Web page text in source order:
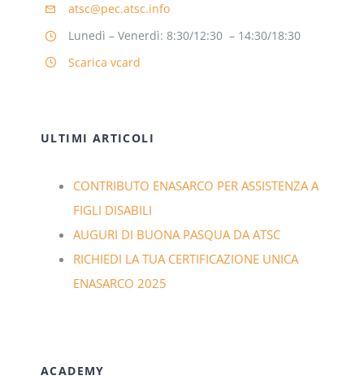
atsc@pec.atsc.info
Lunedì – Venerdì: 8:30/12:30 – 14:30/18:30
Scarica vcard
ULTIMI ARTICOLI
CONTRIBUTO ENASARCO PER ASSISTENZA A
FIGLI DISABILI
AUGURI DI BUONA PASQUA DA ATSC
RICHIEDI LA TUA CERTIFICAZIONE UNICA
ENASARCO 2025
ACADEMY